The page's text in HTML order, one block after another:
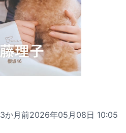
3か月前2026年05月08日 10:05